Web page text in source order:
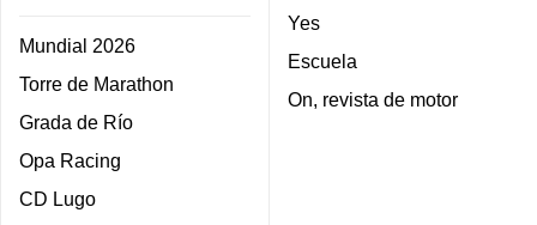
Mundial 2026
Torre de Marathon
Grada de Río
Opa Racing
CD Lugo
Yes
Escuela
On, revista de motor